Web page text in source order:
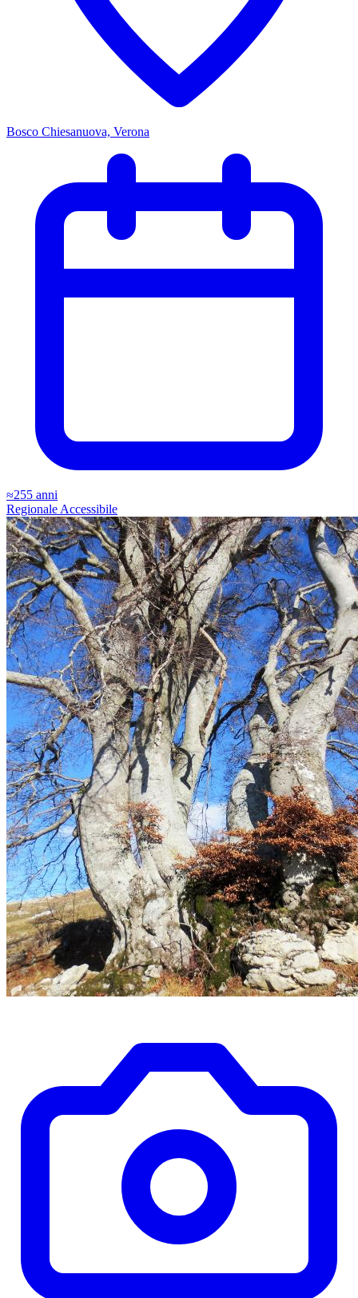
Bosco Chiesanuova, Verona
≈255 anni
Regionale Accessibile